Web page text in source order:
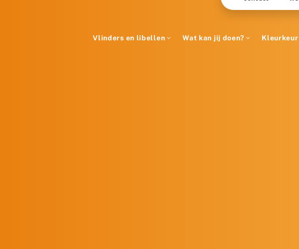
Vlinders en libellen Wat kan jij doen? Kleurkeur